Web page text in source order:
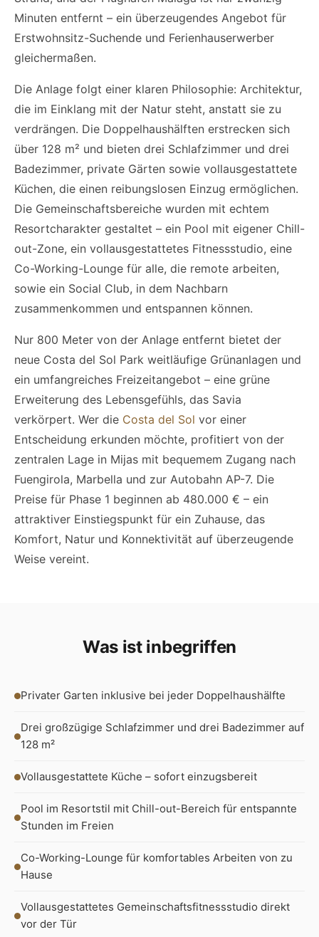
Minuten entfernt – ein überzeugendes Angebot für
Erstwohnsitz-Suchende und Ferienhauserwerber
gleichermaßen.
Die Anlage folgt einer klaren Philosophie: Architektur,
die im Einklang mit der Natur steht, anstatt sie zu
verdrängen. Die Doppelhaushälften erstrecken sich
über 128 m² und bieten drei Schlafzimmer und drei
Badezimmer, private Gärten sowie vollausgestattete
Küchen, die einen reibungslosen Einzug ermöglichen.
Die Gemeinschaftsbereiche wurden mit echtem
Resortcharakter gestaltet – ein Pool mit eigener Chill-
out-Zone, ein vollausgestattetes Fitnessstudio, eine
Co-Working-Lounge für alle, die remote arbeiten,
sowie ein Social Club, in dem Nachbarn
zusammenkommen und entspannen können.
Nur 800 Meter von der Anlage entfernt bietet der
neue Costa del Sol Park weitläufige Grünanlagen und
ein umfangreiches Freizeitangebot – eine grüne
Erweiterung des Lebensgefühls, das Savia
verkörpert. Wer die Costa del Sol vor einer
Entscheidung erkunden möchte, profitiert von der
zentralen Lage in Mijas mit bequemem Zugang nach
Fuengirola, Marbella und zur Autobahn AP-7. Die
Preise für Phase 1 beginnen ab 480.000 € – ein
attraktiver Einstiegspunkt für ein Zuhause, das
Komfort, Natur und Konnektivität auf überzeugende
Weise vereint.
Was ist inbegriffen
Privater Garten inklusive bei jeder Doppelhaushälfte
Drei großzügige Schlafzimmer und drei Badezimmer auf
128 m²
Vollausgestattete Küche – sofort einzugsbereit
Pool im Resortstil mit Chill-out-Bereich für entspannte
Stunden im Freien
Co-Working-Lounge für komfortables Arbeiten von zu
Hause
Vollausgestattetes Gemeinschaftsfitnessstudio direkt
vor der Tür